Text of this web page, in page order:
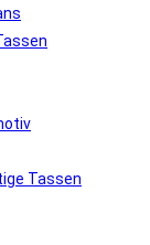
Tassen